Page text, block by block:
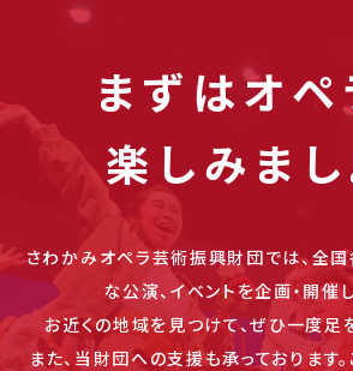
まずはオペ
楽しみまし
さわかみオペラ芸術振興財団では、全
な公演、イベントを企画・開催
お近くの地域を見つけて、ぜひ一度足
また、当財団への支援も承っております